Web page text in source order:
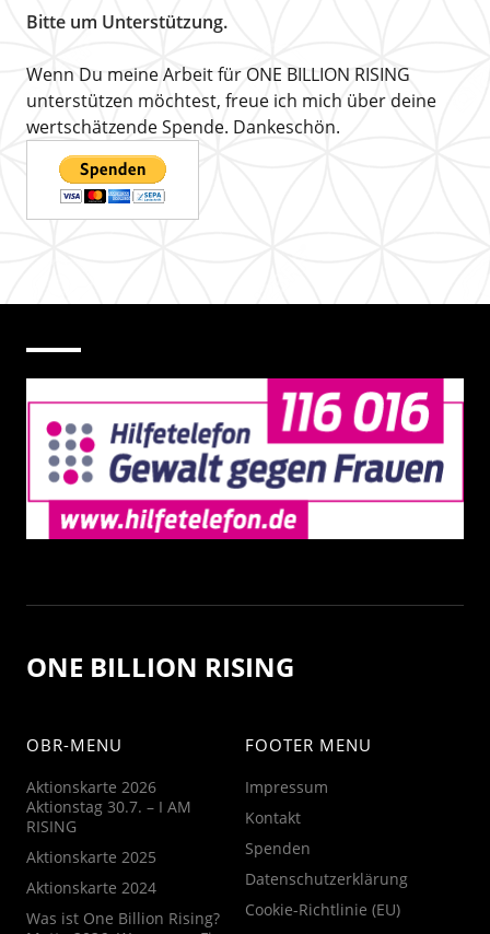
Bitte um Unterstützung.
Wenn Du meine Arbeit für ONE BILLION RISING
unterstützen möchtest, freue ich mich über deine
wertschätzende Spende. Dankeschön.
ONE BILLION RISING
OBR-MENU
Aktionskarte 2026
Aktionstag 30.7. – I AM
RISING
Aktionskarte 2025
Aktionskarte 2024
Was ist One Billion Rising?
FOOTER MENU
Impressum
Kontakt
Spenden
Datenschutzerklärung
Cookie-Richtlinie (EU)